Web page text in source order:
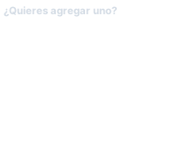
¿Quieres agregar uno?